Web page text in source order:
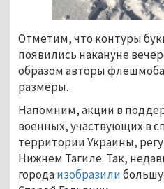
Отметим, что контуры
появились накануне
образом авторы
размеры.
Напомним, акции в
военных, участвующих в
территории Украины,
Нижнем Тагиле. Так,
городаизобразили